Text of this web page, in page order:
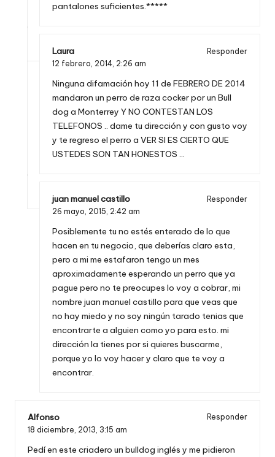
pantalones suficientes.*****
Laura
Responder
12 febrero, 2014, 2:26 am
Ninguna difamación hoy 11 de FEBRERO DE 2014
mandaron un perro de raza cocker por un Bull
dog a Monterrey Y NO CONTESTAN LOS
TELEFONOS .. dame tu dirección y con gusto voy
y te regreso el perro a VER SI ES CIERTO QUE
USTEDES SON TAN HONESTOS …
juan manuel castillo
Responder
26 mayo, 2015, 2:42 am
Posiblemente tu no estés enterado de lo que
hacen en tu negocio, que deberías claro esta,
pero a mi me estafaron tengo un mes
aproximadamente esperando un perro que ya
pague pero no te preocupes lo voy a cobrar, mi
nombre juan manuel castillo para que veas que
no hay miedo y no soy ningún tarado tenias que
encontrarte a alguien como yo para esto. mi
dirección la tienes por si quieres buscarme,
porque yo lo voy hacer y claro que te voy a
encontrar.
Alfonso
Responder
18 diciembre, 2013, 3:15 am
Pedí en este criadero un bulldog inglés y me pidieron